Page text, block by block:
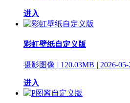
进入
彩虹壁纸自定义版
摄影图像 | 120.03MB | 2026-05-
进入